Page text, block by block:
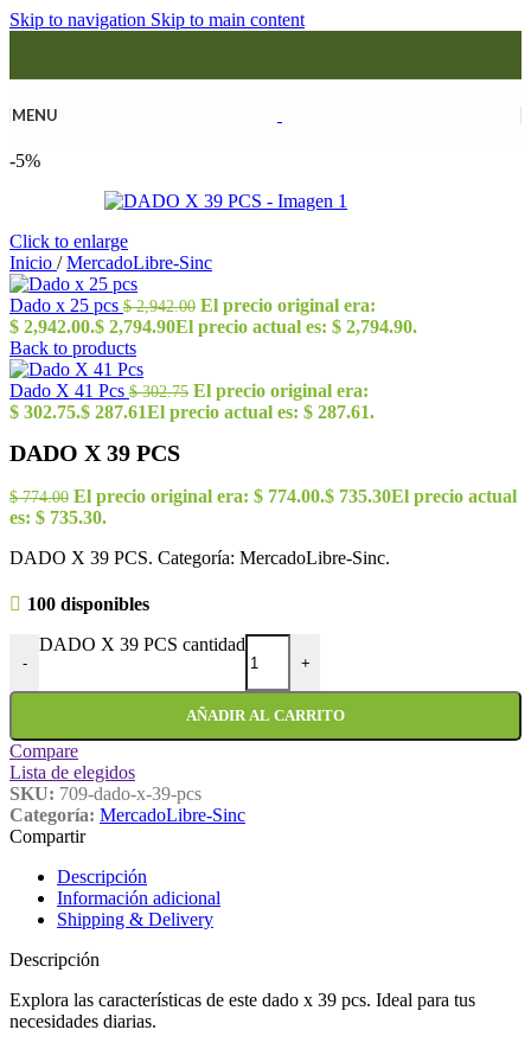
Skip to navigation Skip to main content
MENU
-5%
Click to enlarge
Inicio / MercadoLibre-Sinc
Dado x 25 pcs $2,942.00 El precio original era:
$ 2,942.00.$ 2,794.90El precio actual es: $ 2,794.90.
Back to products
Dado X 41 Pcs $302.75 El precio original era:
$ 302.75.$ 287.61El precio actual es: $ 287.61.
DADO X 39 PCS
$774.00 El precio original era: $ 774.00.$ 735.30El precio actual
es: $ 735.30.
DADO X 39 PCS. Categoría: MercadoLibre-Sinc.
100 disponibles
-
DADO X 39 PCS cantidad
+
AÑADIR AL CARRITO
Compare
Lista de elegidos
SKU: 709-dado-x-39-pcs
Categoría: MercadoLibre-Sinc
Compartir
Descripción
Información adicional
Shipping & Delivery
Descripción
Explora las características de este dado x 39 pcs. Ideal para tus
necesidades diarias.